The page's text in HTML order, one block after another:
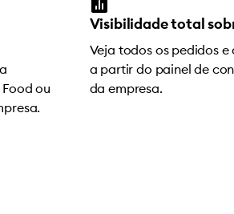
ou
Visibilidade total
Veja todos os pedidos
a partir do painel de
da empresa.